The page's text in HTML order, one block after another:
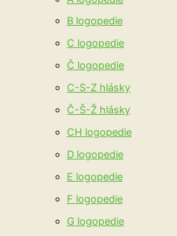
B logopedie
C logopedie
Č logopedie
C-S-Z hlásky
Č-Š-Ž hlásky
CH logopedie
D logopedie
E logopedie
F logopedie
G logopedie